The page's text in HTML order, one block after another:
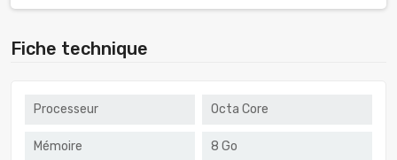
Fiche technique
Processeur Octa Core
Mémoire 8 Go